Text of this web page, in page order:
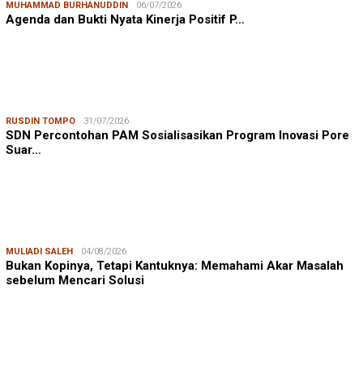
MUHAMMAD BURHANUDDIN 06/07/2026
Agenda dan Bukti Nyata Kinerja Positif P…
RUSDIN TOMPO 31/07/2026
SDN Percontohan PAM Sosialisasikan Program Inovasi Pore
Suar…
MULIADI SALEH 04/08/2026
Bukan Kopinya, Tetapi Kantuknya: Memahami Akar Masalah
sebelum Mencari Solusi